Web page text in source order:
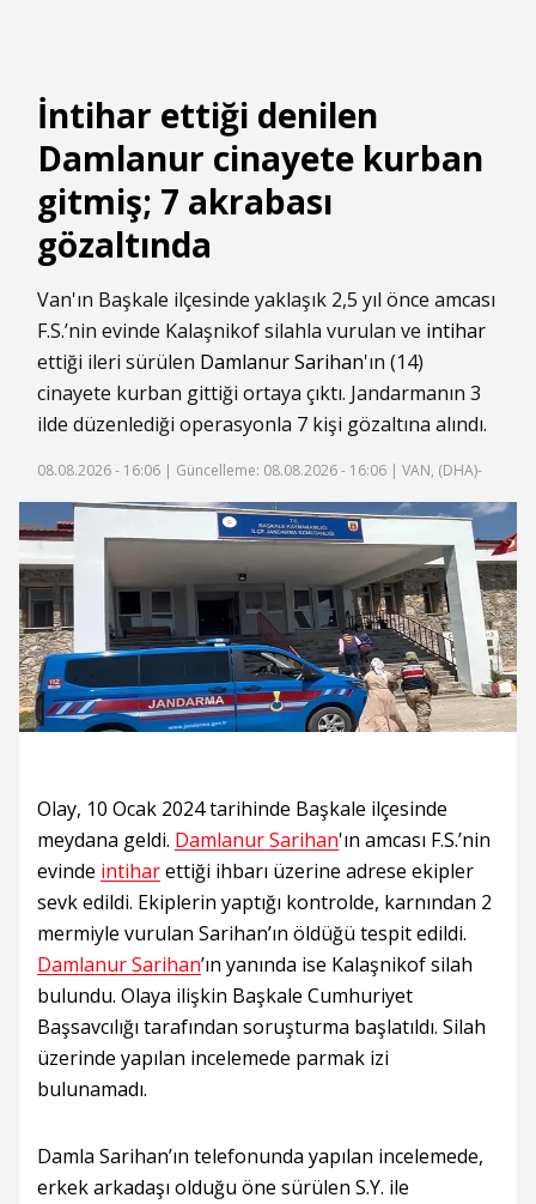
İntihar ettiği denilen
Damlanur cinayete kurban
gitmiş; 7 akrabası
gözaltında
Van'ın Başkale ilçesinde yaklaşık 2,5 yıl önce amcası
F.S.’nin evinde Kalaşnikof silahla vurulan ve intihar
ettiği ileri sürülen Damlanur Sarihan'ın (14)
cinayete kurban gittiği ortaya çıktı. Jandarmanın 3
ilde düzenlediği operasyonla 7 kişi gözaltına alındı.
08.08.2026 - 16:06 | Güncelleme: 08.08.2026 - 16:06 | VAN, (DHA)-
Olay, 10 Ocak 2024 tarihinde Başkale ilçesinde
meydana geldi. Damlanur Sarihan'ın amcası F.S.’nin
evinde intiharettiği ihbarı üzerine adrese ekipler
sevk edildi. Ekiplerin yaptığı kontrolde, karnından 2
mermiyle vurulan Sarihan’ın öldüğü tespit edildi.
Damlanur Sarihan’ın yanında ise Kalaşnikof silah
bulundu. Olaya ilişkin Başkale Cumhuriyet
Başsavcılığı tarafından soruşturma başlatıldı. Silah
üzerinde yapılan incelemede parmak izi
bulunamadı.
Damla Sarihan’ın telefonunda yapılan incelemede,
erkek arkadaşı olduğu öne sürülen S.Y. ile